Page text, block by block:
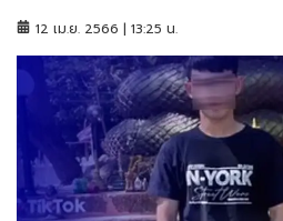
12 เม.ย. 2566 | 13:25 น.